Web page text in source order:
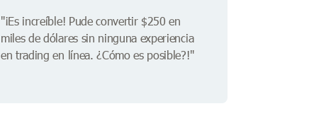
"¡Es increíble! Pude convertir $250 en
miles de dólares sin ninguna experiencia
en trading en línea. ¿Cómo es posible?!"